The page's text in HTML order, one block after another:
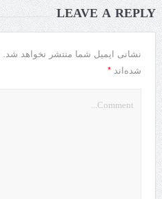
LEAVE A REPLY
نشانی ایمیل شما منتشر نخواهد شد.
شده‌اند *